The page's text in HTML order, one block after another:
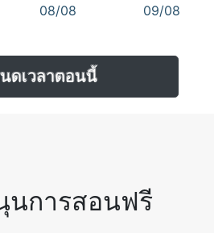
08/08 09/08
ดเวลาตอนนี้
นการสอนฟรี